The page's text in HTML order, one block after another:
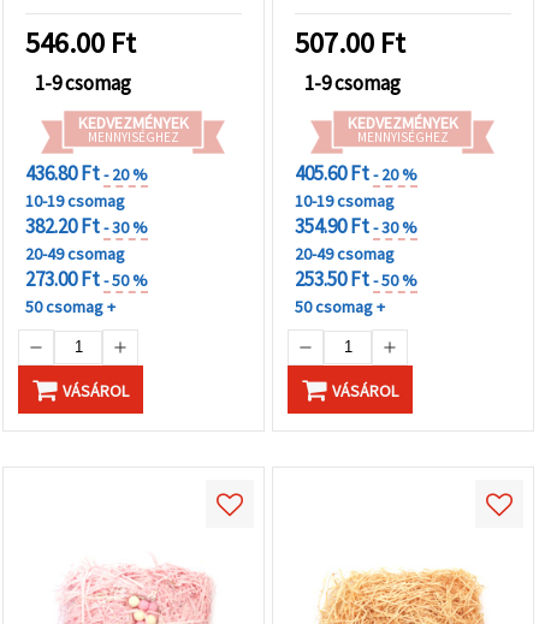
546.00 Ft
1-9 csomag
KEDVEZMÉNYEK
MENNYISÉGHEZ
436.80 Ft- 20 %
10-19 csomag
382.20 Ft- 30 %
20-49 csomag
273.00 Ft- 50 %
50 csomag +
VÁSÁROL
507.00 Ft
1-9 csomag
KEDVEZMÉNYEK
MENNYISÉGHEZ
405.60 Ft- 20 %
10-19 csomag
354.90 Ft- 30 %
20-49 csomag
253.50 Ft- 50 %
50 csomag +
VÁSÁROL